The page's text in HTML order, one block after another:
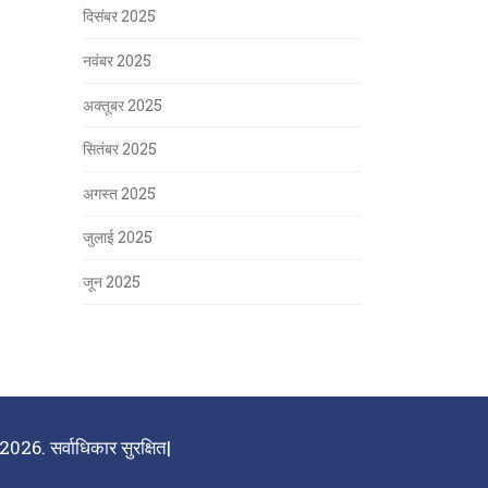
दिसंबर 2025
नवंबर 2025
अक्तूबर 2025
सितंबर 2025
अगस्त 2025
जुलाई 2025
जून 2025
सर्वाधिकार सुरक्षित|